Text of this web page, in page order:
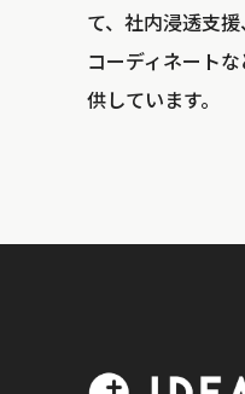
て、社内浸透支
コーディネート
供しています。